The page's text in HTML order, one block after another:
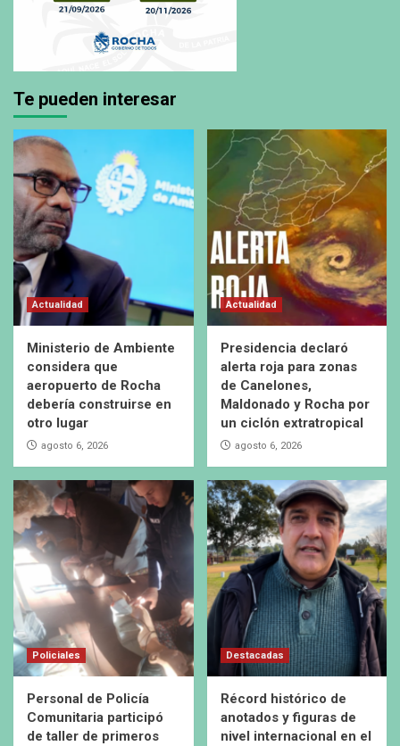
Te pueden interesar
Actualidad
Ministerio de Ambiente
considera que
aeropuerto de Rocha
debería construirse en
otro lugar
agosto 6, 2026
Actualidad
Presidencia declaró
alerta roja para zonas
de Canelones,
Maldonado y Rocha por
un ciclón extratropical
agosto 6, 2026
Policiales
Personal de Policía
Comunitaria participó
de taller de primeros
Destacadas
Récord histórico de
anotados y figuras de
nivel internacional en el